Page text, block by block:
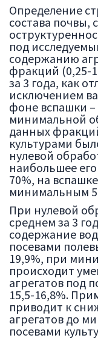
Определение
состава почвы,
под
содержанию
фракций (0,25-
за 3 года, как
исключением
фоне вспашки
минимальной
данных
культурами
нулевой
наибольшее
70%, на
минимальным
При нулевой
среднем за 3
содержание
посевами
19,9%, при
происходит
агрегатов под
15,5-16,8%.
приводит к
агрегатов до
посевами